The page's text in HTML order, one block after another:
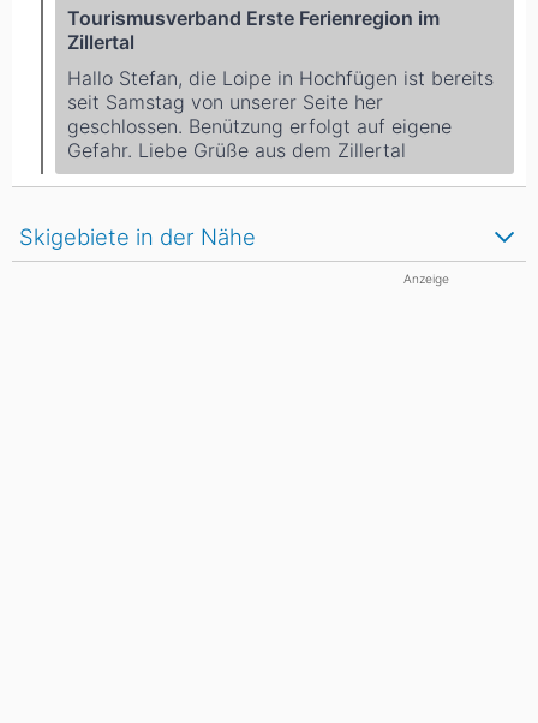
Tourismusverband Erste Ferienregion im
Zillertal
Hallo Stefan, die Loipe in Hochfügen ist bereits
seit Samstag von unserer Seite her
geschlossen. Benützung erfolgt auf eigene
Gefahr. Liebe Grüße aus dem Zillertal
Skigebiete in der Nähe
Anzeige